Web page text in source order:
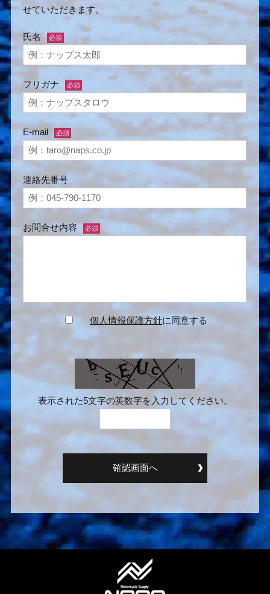
せていただきます。
氏名 必須
フリガナ 必須
E-mail 必須
連絡先番号
お問合せ内容 必須
個人情報保護方針に同意する
表示された5文字の英数字を入力してください。